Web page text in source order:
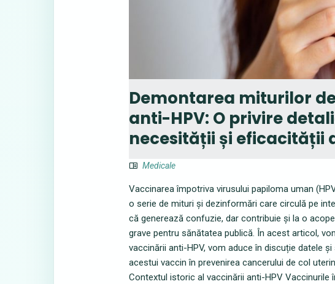
Demontarea miturilor
anti-HPV: O privire
necesității și eficacității
Medicale
Vaccinarea împotriva virusului papiloma uman
o serie de mituri și dezinformări care circulă pe
că generează confuzie, dar contribuie și la o
grave pentru sănătatea publică. În acest articol,
vaccinării anti-HPV, vom aduce în discuție datele
acestui vaccin în prevenirea cancerului de col
Contextul istoric al vaccinării anti-HPV